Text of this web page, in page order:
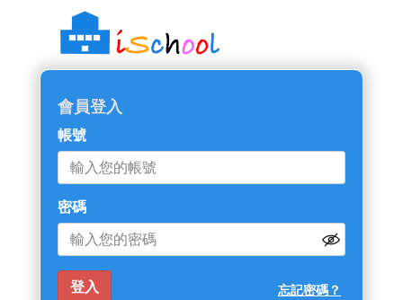
會員登入
帳號
密碼
忘記密碼？